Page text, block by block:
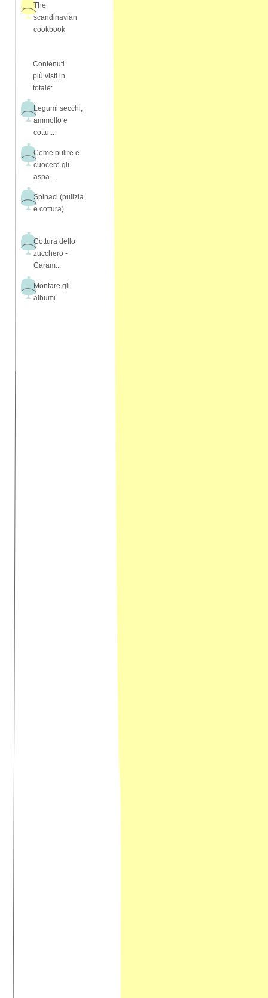
The
scandinavian
cookbook
Contenuti
più visti in
totale:
Legumi secchi,
ammollo e
cottu...
Come pulire e
cuocere gli
aspa...
Spinaci (pulizia
e cottura)
Cottura dello
zucchero -
Caram...
Montare gli
albumi